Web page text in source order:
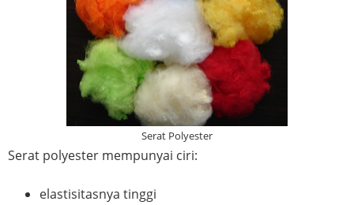
Serat Polyester
Serat polyester mempunyai ciri:
elastisitasnya tinggi